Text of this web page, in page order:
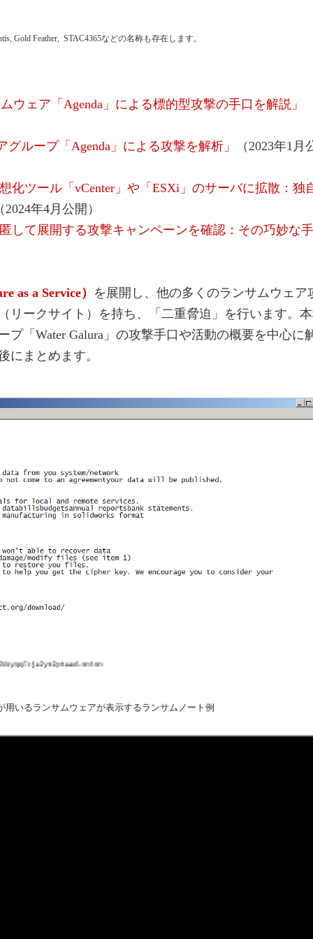
Gold Feather, STAC4365などの名称も存在します。
ウェア「Agenda」による標的型攻撃の手口を解説」
ループ「Agenda」による攻撃を解析」 （2023年1月
化ツール「vCenter」や「ESXi」のサーバに拡散：独
2024年4月公開）
して展開する攻撃キャンペーンを確認：その巧妙な手
as a Service） を展開し、他の多くのランサムウェア
リークサイト）を持ち、「二重脅迫」を行います。
プ「Water Galura」の攻撃手口や活動の概要を中心に
にまとめます。
用いるランサムウェアが表示するランサムノート例